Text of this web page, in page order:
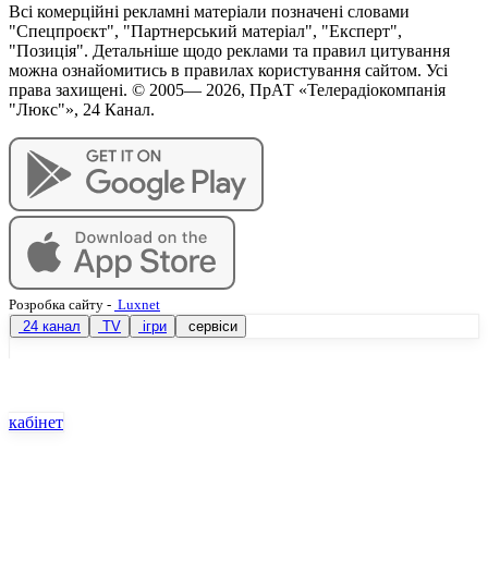
Всі комерційні рекламні матеріали позначені словами
"Спецпроєкт", "Партнерський матеріал", "Експерт",
"Позиція". Детальніше щодо реклами та правил цитування
можна ознайомитись в правилах користування сайтом. Усі
права захищені. © 2005— 2026, ПрАТ «Телерадіокомпанія
"Люкс"», 24 Канал.
Розробка сайту - Luxnet
24 канал
TV ігри сервіси
кабінет